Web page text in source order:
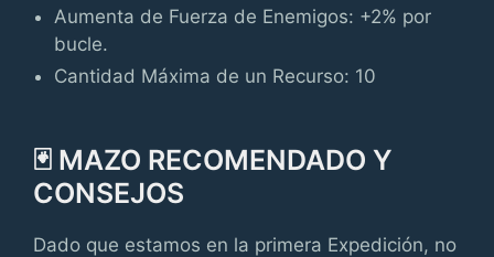
Aumenta de Fuerza de Enemigos: +2% por
bucle.
Cantidad Máxima de un Recurso: 10
🃏 MAZO RECOMENDADO Y
CONSEJOS
Dado que estamos en la primera Expedición, no